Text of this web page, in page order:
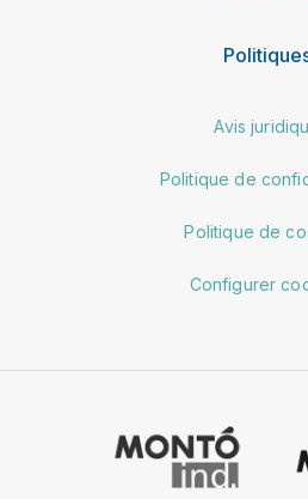
Avis
Politique de
Politique de
Configurer